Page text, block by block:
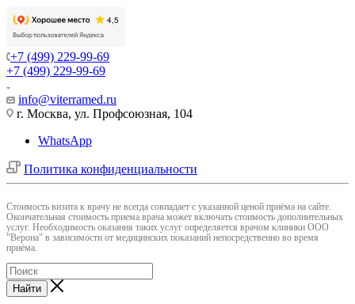
+7 (499) 229-99-69
+7 (499) 229-99-69
info@viterramed.ru
г. Москва, ул. Профсоюзная, 104
WhatsApp
Политика конфиденциальности
Cтоимость визита к врачу не всегда совпадает с указанной ценой приёма на сайте.
Окончательная стоимость приема врача может включать стоимость дополнительных
услуг. Необходимость оказания таких услуг определяется врачом клиники ООО
"Верона" в зависимости от медицинских показаний непосредственно во время
приёма.
Найти